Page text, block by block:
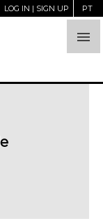

LOG IN | SIGN UP PT